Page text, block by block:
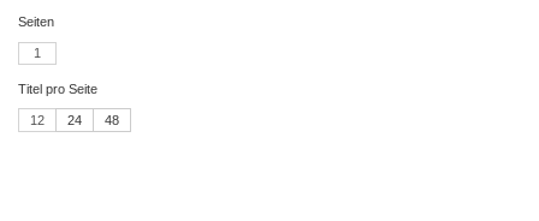
Seiten
1
Titel pro Seite
12 24 48